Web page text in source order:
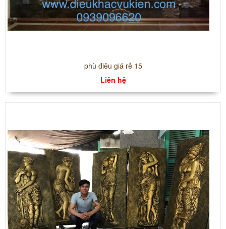
phù điêu giá rẻ 15
Liên hệ